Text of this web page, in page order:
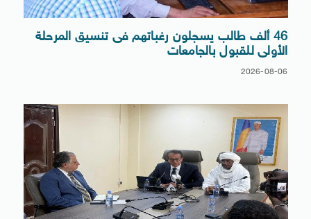
46 ألف طالب يسجلون رغباتهم فى تنسيق المرحلة
الأولى للقبول بالجامعات
2026-08-06